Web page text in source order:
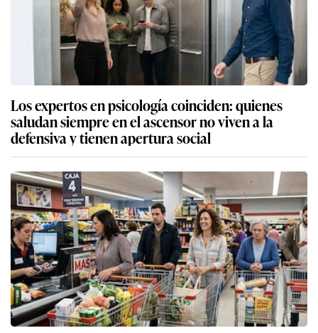
Los expertos en psicología coinciden: quienes
saludan siempre en el ascensor no viven a la
defensiva y tienen apertura social